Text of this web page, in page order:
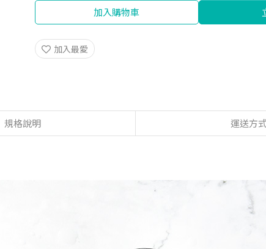
加入購物車
加入最愛
規格說明 運送方